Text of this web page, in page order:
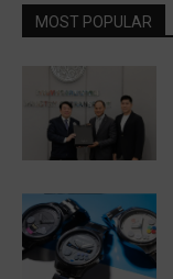
MOST POPULAR